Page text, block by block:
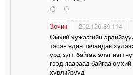
Зочин 202.126.89.114
Өмхий хужаагийн
тэсэн ядан тачаадан
урд зүгт байгаа элэг
гээд яаараад байгаа
хурлийзууд